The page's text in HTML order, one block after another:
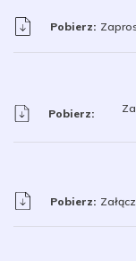
Pobierz:
Pobierz:
Pobierz: